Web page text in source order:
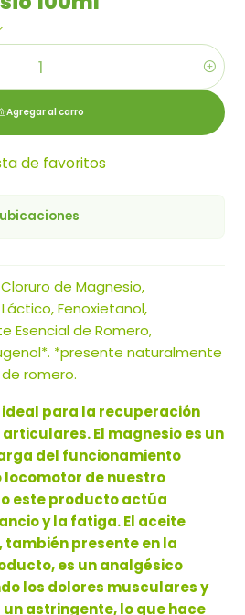
Agregar al carro
de favoritos
de Magnesio,
Fenoxietanol,
Esencial de Romero,
*presente naturalmente
romero.
para la recuperación
El magnesio es un
del funcionamiento
de nuestro
este producto actúa
y la fatiga. El aceite
también presente en la
es un analgésico
los dolores musculares y
un astringente, lo que hace